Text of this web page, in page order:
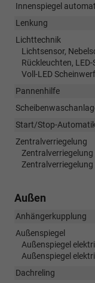
Innenspiegel
Lenkung
Lichttechnik
Lichtsensor,
Rückleuchten,
Voll-LED
Pannenhilfe
Start/Stop-
Zentralverriegelung
Zentralverriegelung
Außen
Anhängerkupplung
Außenspiegel
Außenspiegel
Außenspiegel
Dachreling